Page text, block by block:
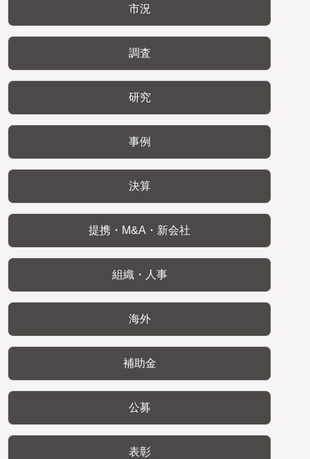
市況
調査
研究
事例
決算
提携・M&A・新会社
組織・人事
海外
補助金
公募
表彰